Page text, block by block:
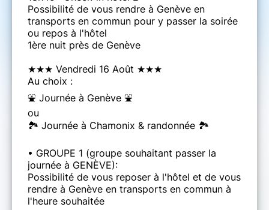
Possibilité de vous rendre à Genève en
transports en commun pour y passer la soirée
ou repos à l'hôtel
1ère nuit près de Genève
★★★ Vendredi 16 Août ★★★
Au choix :
⛲ Journée à Genève ⛲
ou
🏞️ Journée à Chamonix & randonnée 🏞️
• GROUPE 1 (groupe souhaitant passer la
journée à GENÈVE):
Possibilité de vous reposer à l'hôtel et de vous
rendre à Genève en transports en commun à
l'heure souhaitée